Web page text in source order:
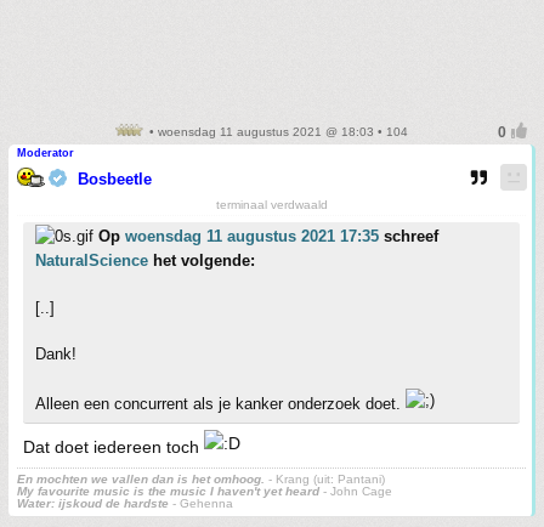
• woensdag 11 augustus 2021 @ 18:03 • 104
Moderator
Bosbeetle
terminaal verdwaald
Op woensdag 11 augustus 2021 17:35 schreef
NaturalScience het volgende:
[..]
Dank!
Alleen een concurrent als je kanker onderzoek doet.
Dat doet iedereen toch
En mochten we vallen dan is het omhoog. - Krang (uit: Pantani)
My favourite music is the music I haven't yet heard - John Cage
Water: ijskoud de hardste - Gehenna